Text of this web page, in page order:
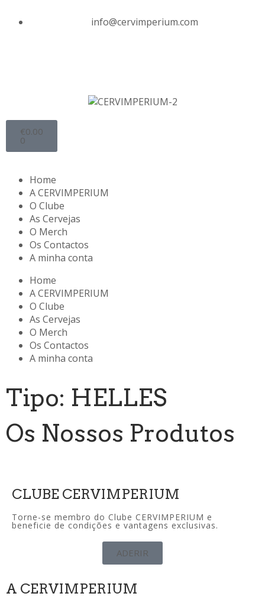
info@cervimperium.com
€0.00
0
Home
A CERVIMPERIUM
O Clube
As Cervejas
O Merch
Os Contactos
A minha conta
Home
A CERVIMPERIUM
O Clube
As Cervejas
O Merch
Os Contactos
A minha conta
Tipo: HELLES
Os Nossos Produtos
CLUBE CERVIMPERIUM
Torne-se membro do Clube CERVIMPERIUM e
beneficie de condições e vantagens exclusivas.
ADERIR
A CERVIMPERIUM